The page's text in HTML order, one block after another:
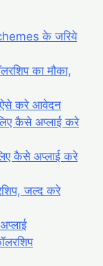
के जरिये
का मौका,
ऐसे करे आवेदन
कैसे अप्लाई करे
कैसे अप्लाई करे
जल्द करे